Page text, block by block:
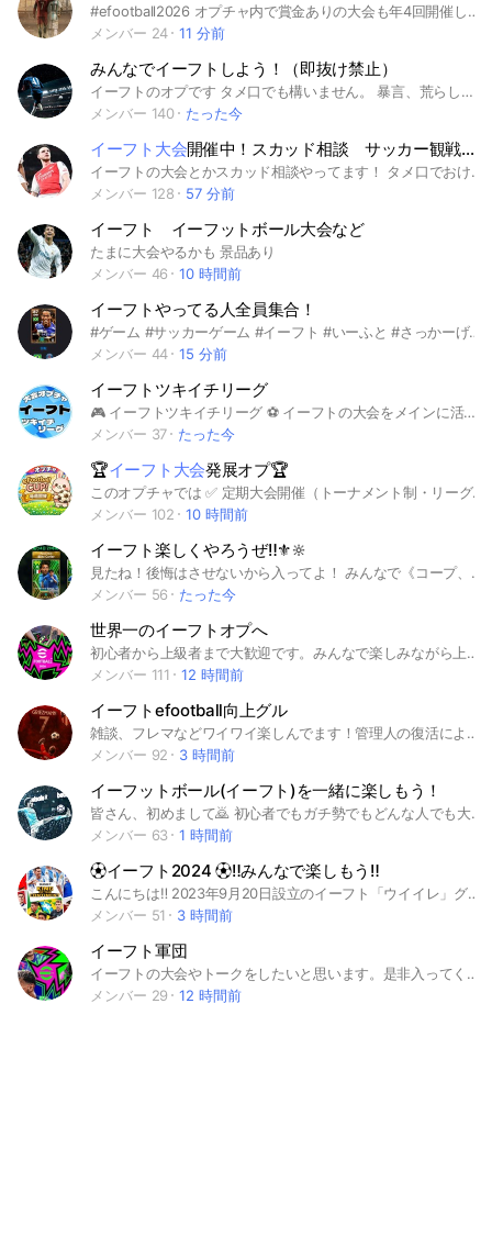
#efootball2026 オプチャ内で賞金ありの大会も年4回開催してます、リーク情報、フレマ、スカッド相談イーフトやサッカーのことならなんでもありです！初めて数日の人から数年の人までご自由にお入りください！
メンバー 24
11 分前
みんなでイーフトしよう！（即抜け禁止）
イーフトのオプです タメ口でも構いません。 暴言、荒らし、下ネタ、連投は❌ 誰でも大歓迎です 大会も開催していく予定です。 スタッド相談、選手育成もします！ 雑談もOK！ #イーフト #サッカー #イーフト大会 #イーフト選手育成 #スタッド相談 #雑談 #jリーグ #5大リーグ
メンバー 140
たった今
イーフト大会開催中！スカッド相談 サッカー観戦も！
イーフトの大会とかスカッド相談やってます！ タメ口でおけです。 暴言、荒らし、連投、下ネタはやめてください。 みんな入ってきてね イーフトの育成してほしい人もやります！ サッカー観戦もしたい人はしてください！ 一応他のゲームもやってます。 主はグーナーです。あと浦和 2025/11/11本始動 勉強部屋、始めました。 #ウイイレ #イーフト #アーセナル #グーナー #サッカー #イーフト大会 #無課金 #プレミアリーグ #サッカー #トレジャーリンク #jリーグ #育成 #イーフト育成 #スカッド相談 #サカつく #プロスピ #ポケモン #ポケモンGO #中学生 #高校生 #大学生 #学生 #勉強 #ワールドカップ #イーフトコネクト #フレマ #コープ #coop
メンバー 128
57 分前
イーフト イーフットボール大会など
たまに大会やるかも 景品あり
メンバー 46
10 時間前
イーフトやってる人全員集合！
#ゲーム #サッカーゲーム #イーフト #いーふと #さっかーげーむ #さっかー #プレミアリーグ #ゲーム #げーむ #スポーツ #すぽーつ #大会 #ブンデスリーガ 荒らしなどはやめてください🙇 雑談いっぱいしよー！ 宣伝⭕️即抜け❌荒らし❌垢売買❌悪口❌ 宣伝はノートにしてねー！ 初心者大歓迎！フレマもいっぱいしよー タメ口も全然オッケー👌 大会もやるよー人数が増えたら賞金もつけるかもー！ 世界1のオプを目指して頑張るぞー💪
メンバー 44
15 分前
イーフトツキイチリーグ
🎮 イーフトツキイチリーグ ⚽️ イーフトの大会をメインに活動しているオープンチャットです！ 月1回のリーグ戦を中心に、合間には短期のカップ戦も開催予定 イーフトはもちろん、Jリーグや海外サッカーなどのサッカー談義、雑談、たまには他ゲームの話も大歓迎です！ 初心者から上級者まで、誰でも参加OK！ 気軽に参加してください ━━━━━━━━━━━━━━ 【オプチャのルール】 ・暴言、煽り、指示口調は禁止 ・他オプチャ等への無許可での宣伝は禁止 ・「エフェクト」など、イーフトや対戦相手を下げる発言は禁止 ・対戦報告は丁寧に行い、相手へのリスペクトを忘れない ・最初は敬語での会話をお願いします 【承認に関して】 初期アイコン、イーフトを含める名前はキックしております。 名前は10文字以内でお願いします。 人数の問題で承認に満たない場合があります 当オプチャは、民度が良く、誰もが落ち着いて楽しめる場所を目指しています。 そのため、最低限の常識やコミュニケーションができない方には、管理人の判断で強制退会をお願いする場合があります。 ━━━━━━━━━━━━━━ みんなで楽しく、そして本格的に！ 一緒に盛り上がれるリーグ・大会を作っていきましょう！ 【オプチャ参加者のYouTube】 えびていさん https://youtube.com/channel/UCqWnYL0TBzgAQqIcFF8ijrw?si=6vDbfraACA_wNqui のっこんさん https://youtube.com/channel/UCTVTmoyziIOGuwYwCk0Je5g?si=JWTs39DNjATfJd_L #イーフト大会 #イーフト #初心者歓迎 #サッカー #Jリーグ
メンバー 37
たった今
🏆イーフト大会発展オプ🏆
このオプチャでは ✅ 定期大会開催（トーナメント制・リーグ制） ✅ 個人大会＆2人組のコープ大会🤝 ✅ フレンドマッチで実力アップ🔥 だけじゃない。 💬 雑談OK 📰 最新リーク・情報共有 📚 学生向け勉強部屋あり（進学校の人もいて普通に教えてくれる笑） 「勝ちたい」「強くなりたい」 「ワイワイ話したい」 「受験も頑張りたい」 どれか1つでも当てはまったら歓迎👊 🎯 目標300人！ マナー守れる人なら誰でもOK！ 初心者〜上級者まで、居心地いい環境作ってます。 あ、精神年齢の低い小学生は絶対に入らないで下さい。イライラするので 一緒にeFootball盛り上げよ🔥 参加待ってます‼️ #イーフト #eFootball #サッカー #大会 #コープ #フレマ #雑談 #勉強 #受験
メンバー 102
10 時間前
イーフト楽しくやろうぜ‼️⚜️🔆
見たね！後悔はさせないから入ってよ！ みんなで《コープ、フレマ、大会、雑談など色々楽しくやろうぜ！！》猛者もいるかアドバイスとかももらえるよ！ 初心者大歓迎🔰！ 無課金も誰でもきていいよ！#イーフト
メンバー 56
たった今
世界一のイーフトオプへ
初心者から上級者まで大歓迎です。みんなで楽しみながら上達してきましょう。賞金付きの大会も行う予定です。#イーフト #ウイイレ
メンバー 111
12 時間前
イーフトefootball向上グル
雑談、フレマなどワイワイ楽しんでます！管理人の復活により、2年ぶりにこのオプチャ復活しました！大会なども開いてるので是非色んな方を集めてください🔥 オプチャ対抗戦なども今後開く予定です 🙂‍↕️ 初心者も大歓迎です！ #イーフト #efootball #efootball2025 #イーフト大会 #サッカー #海外サッカー #Jリーグ #ウイイレアプリ #ウイイレ #ウイニングイレブン #イーフットボール
メンバー 92
3 時間前
イーフットボール(イーフト)を一緒に楽しもう！
皆さん、初めまして🙇 初心者でもガチ勢でもどんな人でも大歓迎です！ (喧嘩や荒らしなどが無ければ🙆) 一応簡単な目標としては、第一に「楽しむ」、そして「質の高い場所」というのを目指して活動していきます。 様々な大会も頻繁に開催しています！ 是非気軽に参加してみてください！🙇 #e-football#ウイイレ#イーフト#サッカー#ゲーム#中学生#高校生#中高生#社会人#大人
メンバー 63
1 時間前
⚽︎イーフト2024 ⚽︎‼️みんなで楽しもう‼️
こんにちは‼️ 2023年9月20日設立のイーフト「ウイイレ」グループです。 よろしくお願いします🙇 200人目指してます‼️(ง🔥Д🔥)ง ルールはちゃんと守ってください。(荒らし暴言下ネタ) イーフト以外にもサッカーの話などします‼️ ちなみにイーフトやってない人もいるよー笑笑 みんなでイーフト楽しんでいきましょう‼️ サブトークルームにプロスあるからプロスピやってる人も入ってみてねー‼️ #ういいれ #e football #盛り上がる #楽しい #ウイイレ #大会 #e football #プロスピ #カレーマン #コープ #イーフト
メンバー 51
3 時間前
イーフト軍団
イーフトの大会やトークをしたいと思います。是非入ってください。 #イーフト #イーフットボール
メンバー 29
12 時間前